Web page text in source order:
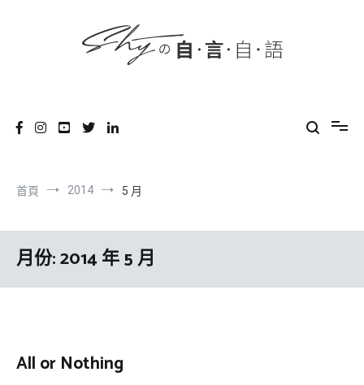
首頁 2014 5 月
月份:2014 年 5 月
All or Nothing